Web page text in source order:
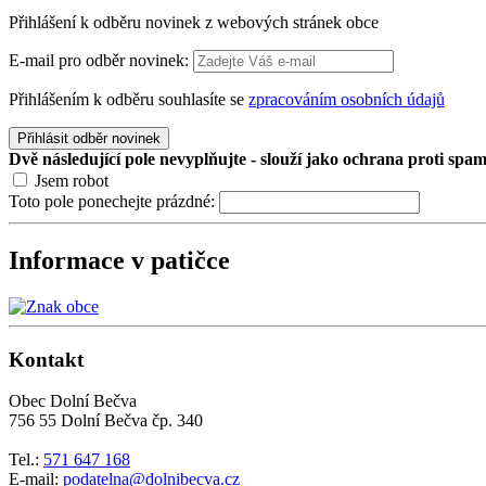
Přihlášení k odběru novinek z webových stránek obce
E-mail pro odběr novinek:
Přihlášením k odběru souhlasíte se zpracováním osobních údajů
Přihlásit odběr novinek
Dvě následující pole nevyplňujte - slouží jako ochrana proti
Jsem robot
Toto pole ponechejte prázdné:
Informace v patičce
Kontakt
Obec Dolní Bečva
756 55 Dolní Bečva čp. 340
Tel.: 571 647 168
E-mail: podatelna@dolnibecva.cz